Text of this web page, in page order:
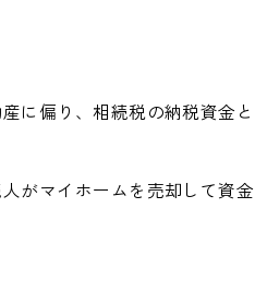
に偏り、相続税の納税資金と
がマイホームを売却して資金